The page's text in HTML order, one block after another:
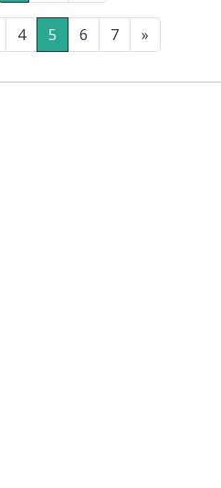
4 5 6 7 »